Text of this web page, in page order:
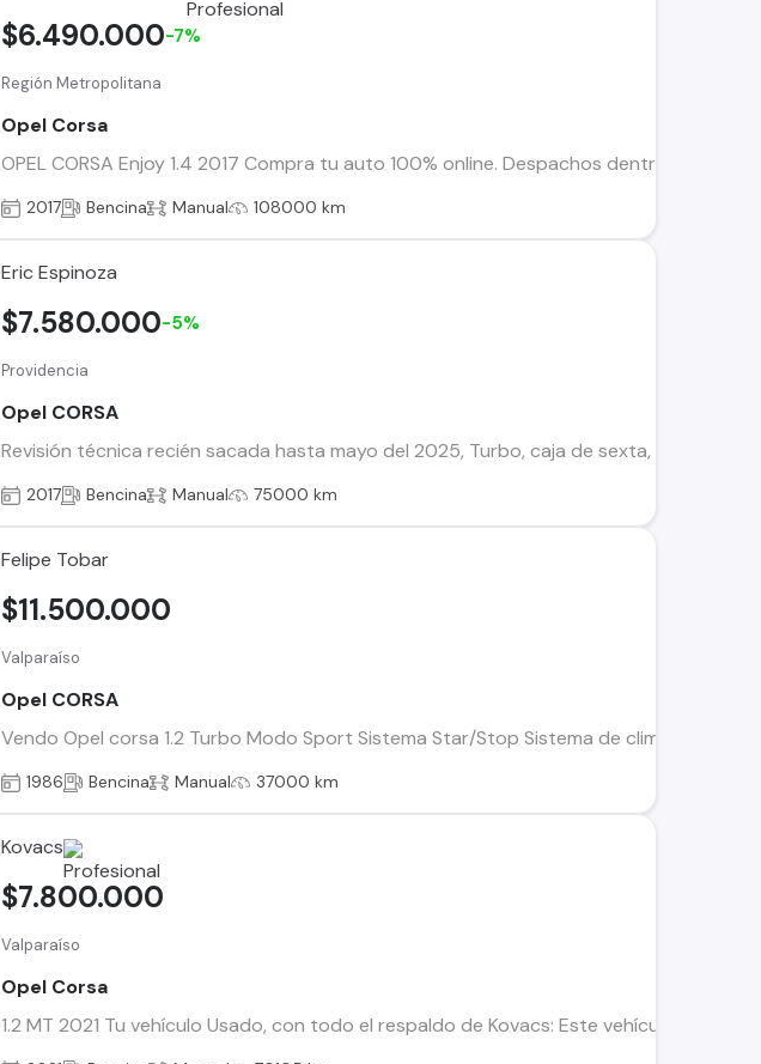
Región Metropolitana
Opel Corsa
OPEL CORSA Enjoy 1.4 2017 Compra tu auto 100% online. Despachos dentro de la
$6.490.000-7%
2017 Bencina Manual 108000 km
Eric Espinoza
Providencia
Opel CORSA
Revisión técnica recién sacada hasta mayo del 2025, Turbo, caja de sexta, full
$7.580.000-5%
2017 Bencina Manual 75000 km
Felipe Tobar
Valparaíso
Opel CORSA
Vendo Opel corsa 1.2 Turbo Modo Sport Sistema Star/Stop Sistema de climatizacion
$11.500.000
1986 Bencina Manual 37000 km
Kovacs
Valparaíso
Opel Corsa
1.2 MT 2021 Tu vehículo Usado, con todo el respaldo de Kovacs: Este vehículo ha
$7.800.000